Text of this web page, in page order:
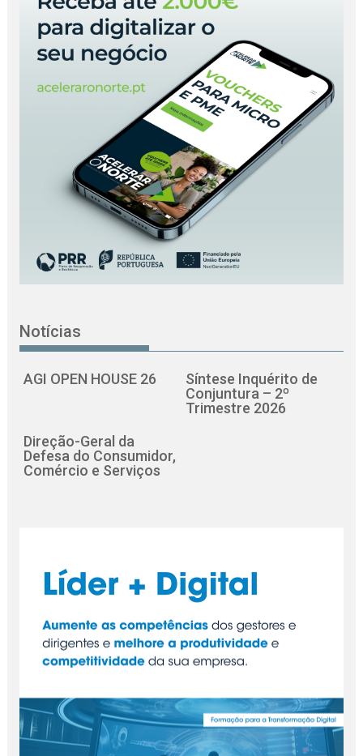
Notícias
AGI OPEN HOUSE 26
Síntese Inquérito de
Conjuntura – 2º
Trimestre 2026
Direção-Geral da
Defesa do Consumidor,
Comércio e Serviços